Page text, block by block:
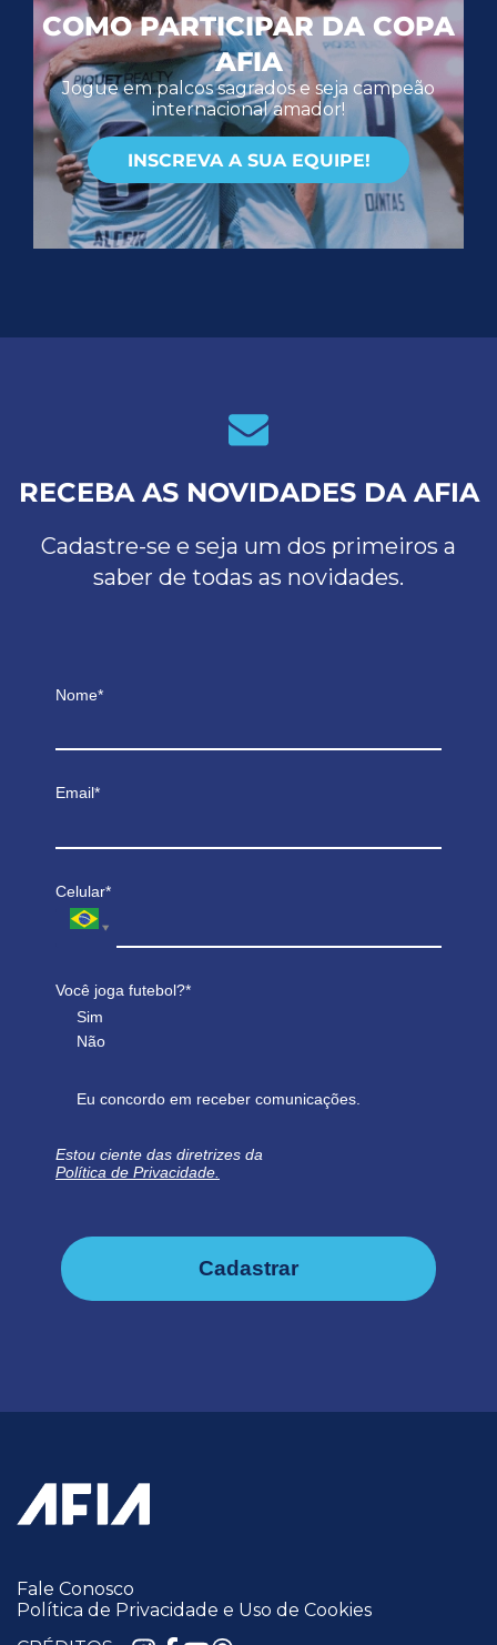
COMO PARTICIPAR DA COPA
AFIA
Jogue em palcos sagrados e seja campeão
internacional amador!
INSCREVA A SUA EQUIPE!
RECEBA AS NOVIDADES DA AFIA
Cadastre-se e seja um dos primeiros a
saber de todas as novidades.
Nome*
Email*
Celular*
Você joga futebol?*
Sim
Não
Eu concordo em receber comunicações.
Estou ciente das diretrizes da
Política de Privacidade.
Cadastrar
Fale Conosco
Política de Privacidade e Uso de Cookies